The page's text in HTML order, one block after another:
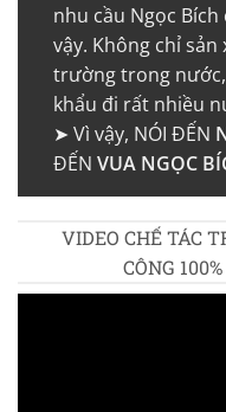
nhu cầu Ngọc
vậy. Không chỉ
trường trong
khẩu đi rất nhiều
➤ Vì vậy, NÓI ĐẾN
ĐẾN VUA NGỌC
VIDEO CHẾ TÁC
CÔNG